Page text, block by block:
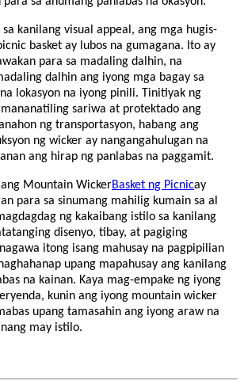
kanilang visual appeal, ang mga hugis-
basket ay lubos na gumagana. Ito ay
para sa madaling dalhin, na
dalhin ang iyong mga bagay sa
lokasyon na iyong pinili. Tinitiyak ng
sariwa at protektado ang
ng transportasyon, habang ang
ng wicker ay nangangahulugan na
ang hirap ng panlabas na paggamit.
Mountain WickerBasket ng Picnicay
para sa sinumang mahilig kumain sa al
ng kakaibang istilo sa kanilang
disenyo, tibay, at pagiging
itong isang mahusay na pagpipilian
upang mapahusay ang kanilang
na kainan. Kaya mag-empake ng iyong
kunin ang iyong mountain wicker
upang tamasahin ang iyong araw na
may istilo.